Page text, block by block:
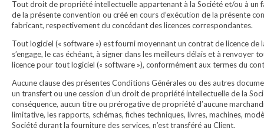
Tout droit de propriété intellectuelle appartenant à la Société et/ou à un
de la présente convention ou créé en cours d’exécution de la présente
fabricant, respectivement du concédant des licences correspondantes.
Tout logiciel (« software ») est fourni moyennant un contrat de licence
s’engage, le cas échéant, à signer dans les meilleurs délais et à
licence pour tout logiciel (« software »), conformément aux termes du
Aucune clause des présentes Conditions Générales ou des autres
un transfert ou une cession d’un droit de propriété intellectuelle de la
conséquence, aucun titre ou prérogative de propriété d’aucune
limitative, les rapports, schémas, fiches techniques, livres, machines,
Société durant la fourniture des services, n’est transféré au Client.